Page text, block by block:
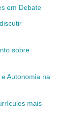
em Debate
sobre
Autonomia na
mais